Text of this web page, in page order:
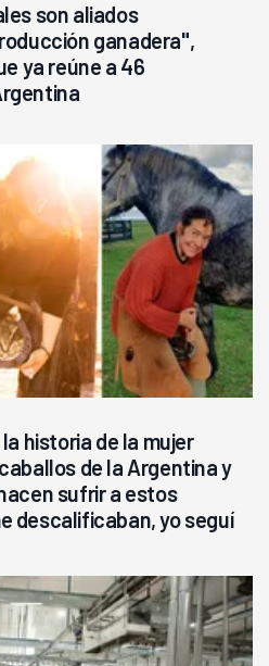
son aliados
ganadera",
ya reúne a 46
historia de la mujer
de la Argentina y
sufrir a estos
descalificaban, yo seguí